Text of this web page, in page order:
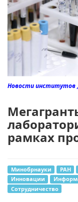
Новости институтов
рамках
Минобрнауки РАН
Инновации
Сотрудничество